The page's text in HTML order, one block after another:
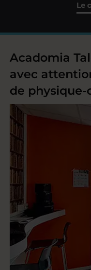
Le
Acadomia
avec
de physique-